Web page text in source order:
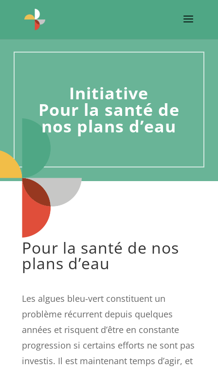
Initiative
Pour la santé de
nos plans d’eau
Pour la santé de nos
plans d’eau
Les algues bleu-vert constituent un
problème récurrent depuis quelques
années et risquent d’être en constante
progression si certains efforts ne sont pas
investis. Il est maintenant temps d’agir, et